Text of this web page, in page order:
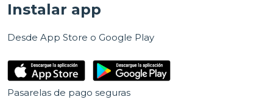
Instalar app
Desde App Store o Google Play
Pasarelas de pago seguras